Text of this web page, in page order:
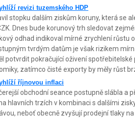
revizi tuzemského HDP
stopku dalším ziskům koruny, která se
Dnes bude korunový trh sledovat
odhad indikoval mírné zrychlení růstu
tvrdým datům je však rizikem
potvrdit pokračující oživení
zatímco čisté exporty by měly růst
říjnovou inflaci
obchodní seance postupně slábla a
hlavních trzích v kombinaci s dalšími
neboť obecně zvyšují prodejní tlaky